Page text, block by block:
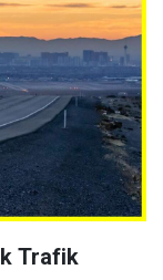
Trafik